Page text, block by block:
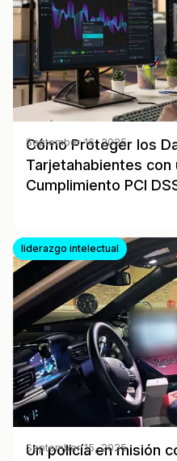
Cómo Proteger los
Tarjetahabientes
Cumplimiento PCI
September 16, 2025
liderazgo intelectual
Un policía en misión
September 15, 2025